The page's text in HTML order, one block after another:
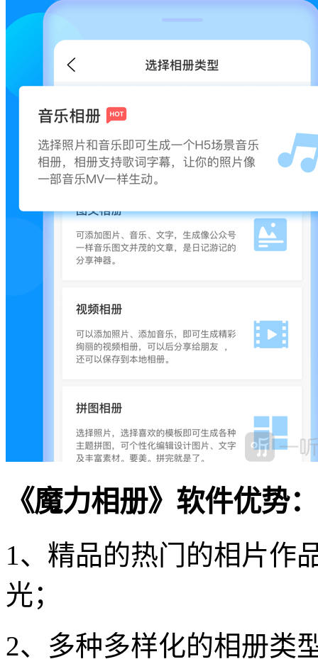
《魔力相册》软件优势：
1、精品的热门的相片作
光；
2、多种多样化的相册类